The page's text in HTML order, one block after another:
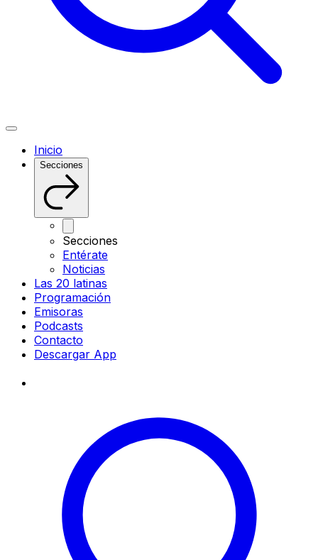
Inicio
Secciones
Secciones
Entérate
Noticias
Las 20 latinas
Programación
Emisoras
Podcasts
Contacto
Descargar App